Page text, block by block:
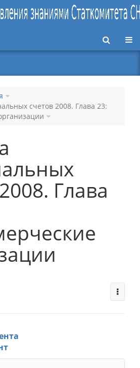
счетов 2008. Глава 23:
Глава